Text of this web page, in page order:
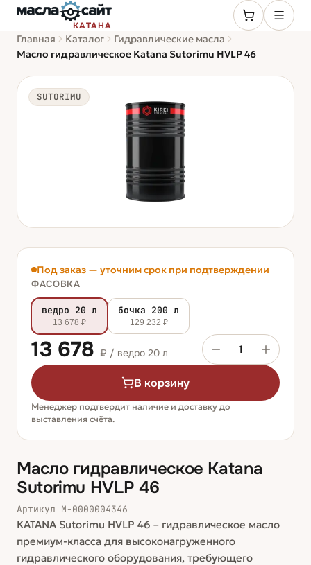
КАТАНА
Главная Каталог
Гидравлические масла
Масло гидравлическое Katana Sutorimu HVLP 46
SUTORIMU
Масло гидравлическое Katana
Sutorimu HVLP 46
Артикул М-0000004346
KATANA Sutorimu HVLP 46 – гидравлическое масло
премиум-класса для высоконагруженного
гидравлического оборудования, требующего
Под заказ — уточним срок при подтверждении
ФАСОВКА
ведро 20 л
13 678 ₽
бочка 200 л
129 232 ₽
13 678 ₽ / ведро 20 л 1
В корзину
Менеджер подтвердит наличие и доставку до
выставления счёта.